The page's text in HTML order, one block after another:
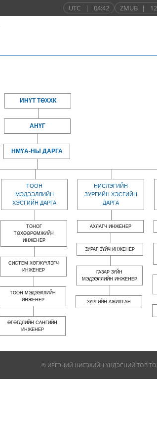
UTC | 04:42 ZMUB |
ИНҮТ ТӨХХК
АНҮГ
НМҮА-НЫ ДАРГА
ТООН
МЭДЭЭЛЛИЙН
ХЭСГИЙН ДАРГА
ТОНОГ
ТӨХӨӨРӨМЖИЙН
ИНЖЕНЕР
СИСТЕМ ХӨГЖҮҮЛЭГЧ
ИНЖЕНЕР
ТООН МЭДЭЭЛЛИЙН
ИНЖЕНЕР
ӨГӨГДЛИЙН САНГИЙН
ИНЖЕНЕР
НИСЛЭГИЙН
ЗУРГИЙН ХЭСГИЙН
ДАРГА
АХЛАГЧ ИНЖЕНЕР
ЗУРАГ ЗҮЙЧ ИНЖЕНЕР
ГАЗАР ЗҮЙН
МЭДЭЭЛЛИЙН ИНЖЕНЕР
ЗУРГИЙН АЖИЛТАН
© ИРГЭНИЙ НИСЭХИЙН ҮНДЭСНИЙ ТӨВ